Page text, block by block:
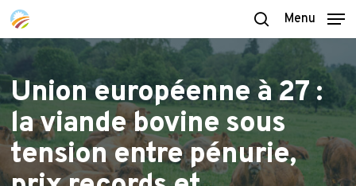
Skip
main
content
search
Menu
Union européenne à 27 :
la viande bovine sous
tension entre pénurie,